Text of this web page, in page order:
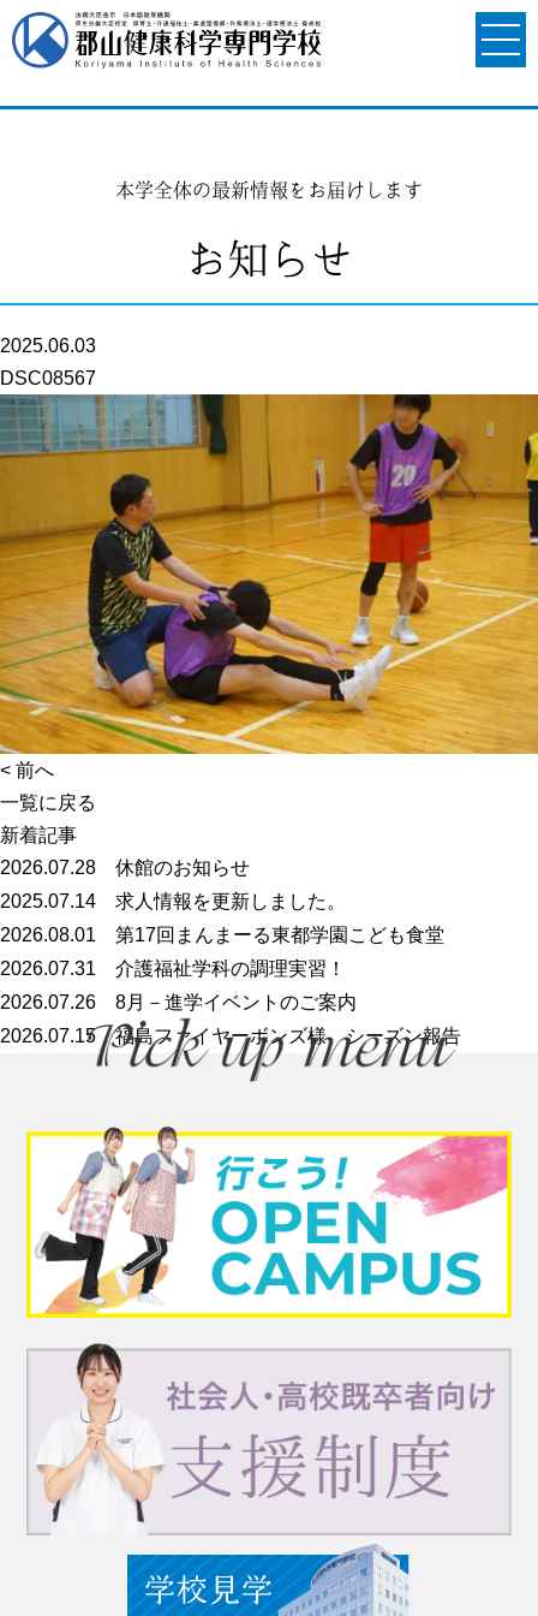
本学全体の最新情報をお届けします
お知らせ
2025.06.03
DSC08567
< 前へ
一覧に戻る
新着記事
2026.07.28 休館のお知らせ
2025.07.14 求人情報を更新しました。
2026.08.01 第17回まんまーる東都学園こども食堂
2026.07.31 介護福祉学科の調理実習！
2026.07.26 8月－進学イベントのご案内
2026.07.15福島ファイヤーボンズ様 シーズン報告